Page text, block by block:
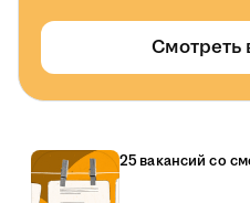
Смотреть
25 вакансий со